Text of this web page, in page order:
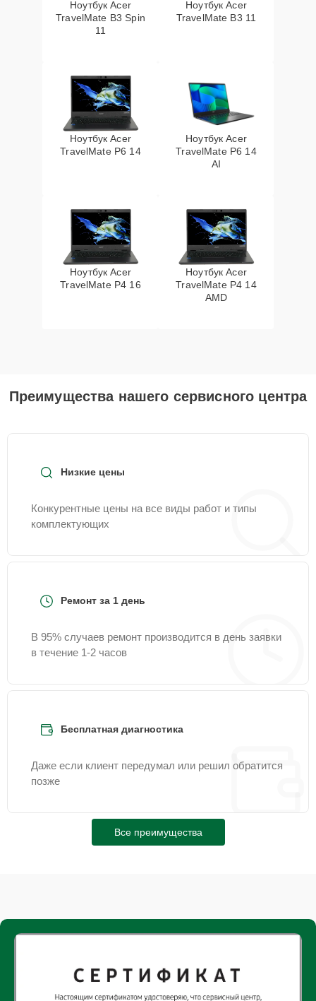
Ноутбук Acer
TravelMate B3 Spin
11
Ноутбук Acer
TravelMate B3 11
Ноутбук Acer
TravelMate P6 14
Ноутбук Acer
TravelMate P6 14
AI
Ноутбук Acer
TravelMate P4 16
Ноутбук Acer
TravelMate P4 14
AMD
Преимущества нашего сервисного центра
Низкие цены
Конкурентные цены на все виды работ и типы
комплектующих
Ремонт за 1 день
В 95% случаев ремонт производится в день заявки
в течение 1-2 часов
Бесплатная диагностика
Даже если клиент передумал или решил обратится
позже
Все преимущества